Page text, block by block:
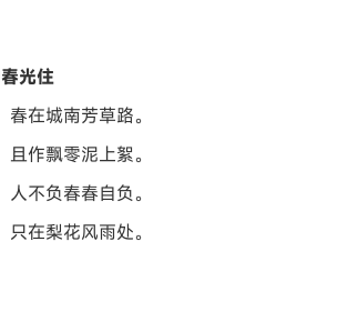
光住
在城南芳草路。
作飘零泥上絮。
不负春春自负。
在梨花风雨处。